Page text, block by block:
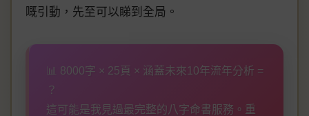
嘅引動，先至可以睇到全局。
📊 8000字 × 25頁 × 涵蓋未來10年流年分析 =
？
這可能是我見過最完整的八字命書服務。重